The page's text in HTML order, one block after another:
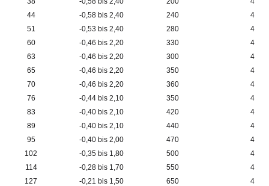
44
-0,58 bis 2,40 240
4
51
-0,53 bis 2,40 280
4
60
-0,46 bis 2,20 330
4
63
-0,46 bis 2,20 300
4
65
-0,46 bis 2,20 350
4
70
-0,46 bis 2,20 360
4
76
-0,44 bis 2,10 350
4
83
-0,40 bis 2,10 420
4
89
-0,40 bis 2,10 440
4
95
-0,40 bis 2,00 470
4
102
-0,35 bis 1,80 500
4
114
-0,28 bis 1,70 550
4
127
-0,21 bis 1,50 650
4